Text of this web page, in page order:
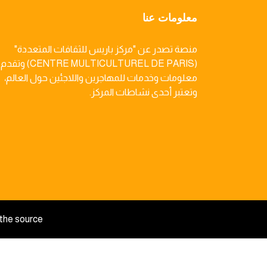
معلومات عنا
منصة تصدر عن "مركز باريس للثقافات المتعددة"
(CENTRE MULTICULTUREL DE PARIS) وتقدم
معلومات وخدمات للمهاجرين واللاجئين حول العالم،
وتعتبر أحدى نشاطات المركز.
source.